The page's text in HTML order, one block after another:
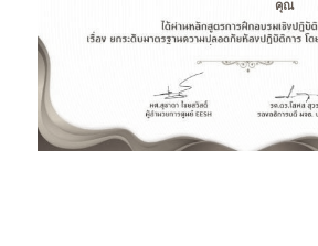
คุณ